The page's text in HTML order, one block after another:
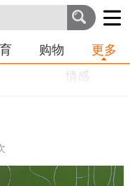
生活 职业
购物 更多
情感